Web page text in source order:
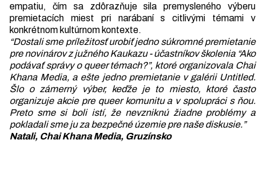
empatiu, čím sa zdôrazňuje sila premysleného výberu
premietacích miest pri narábaní s citlivými témami v
konkrétnom kultúrnom kontexte.
“Dostali sme príležitosť urobiť jedno súkromné premietanie
pre novinárov z južného Kaukazu - účastníkov školenia “Ako
podávať správy o queer témach?”, ktoré organizovala Chai
Khana Media, a ešte jedno premietanie v galérii Untitled.
Šlo o zámerný výber, keďže je to miesto, ktoré často
organizuje akcie pre queer komunitu a v spolupráci s ňou.
Preto sme si boli istí, že nevzniknú žiadne problémy a
pokladali sme ju za bezpečné územie pre naše diskusie.”
Natali, Chai Khana Media, Gruzínsko